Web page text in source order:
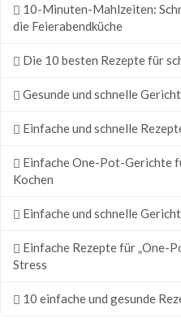
10-Minuten-Mahlzeiten:
die Feierabendküche
Die 10 besten Rezepte für
Gesunde und schnelle
Einfache und schnelle
Einfache One-Pot-Gerichte
Kochen
Einfache und schnelle
Einfache Rezepte für „One-
Stress
10 einfache und gesunde